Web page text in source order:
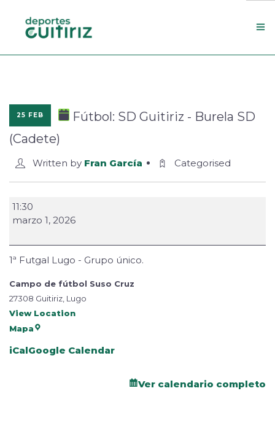
Actualidade
Contacto
Concello
25 FEB
Fútbol: SD Guitiriz - Burela SD
(Cadete)
Written by Fran García Categorised
11:30
marzo 1, 2026
1ª Futgal Lugo - Grupo único.
Campo de fútbol Suso Cruz
27308 Guitiriz, Lugo
View Location
Mapa
iCalGoogle Calendar
Ver calendario completo